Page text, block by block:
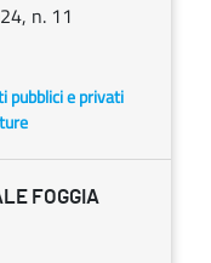
n. 11
pubblici e privati
FOGGIA